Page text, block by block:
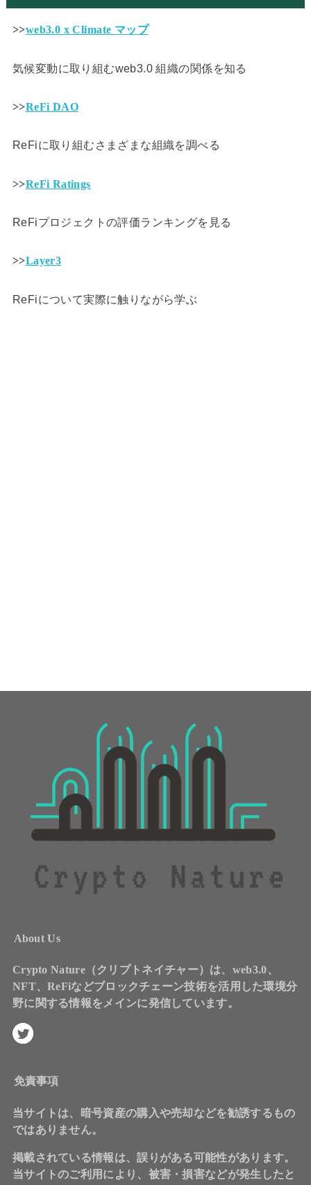
>>web3.0 x Climate マップ
気候変動に取り組むweb3.0 組織の関係を知る
>>ReFi DAO
ReFiに取り組むさまざまな組織を調べる
>>ReFi Ratings
ReFiプロジェクトの評価ランキングを見る
>>Layer3
ReFiについて実際に触りながら学ぶ
About Us
Crypto Nature（クリプトネイチャー）は、web3.0、
NFT、ReFiなどブロックチェーン技術を活用した環境分
野に関する情報をメインに発信しています。
免責事項
当サイトは、暗号資産の購入や売却などを勧誘するもの
ではありません。
掲載されている情報は、誤りがある可能性があります。
当サイトのご利用により、被害・損害などが発生したと